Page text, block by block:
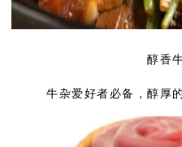
醇香
牛杂爱好者必备，醇厚